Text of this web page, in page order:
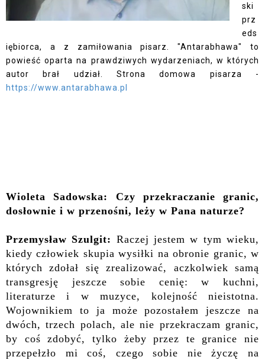
ski
prz
eds
iębiorca, a z zamiłowania pisarz. "Antarabhawa" to
powieść oparta na prawdziwych wydarzeniach, w których
autor brał udział. Strona domowa pisarza -
https://www.antarabhawa.pl
Wioleta Sadowska: Czy przekraczanie granic,
dosłownie i w przenośni, leży w Pana naturze?
Przemysław Szulgit: Raczej jestem w tym wieku,
kiedy człowiek skupia wysiłki na obronie granic, w
których zdołał się zrealizować, aczkolwiek samą
transgresję jeszcze sobie cenię: w kuchni,
literaturze i w muzyce, kolejność nieistotna.
Wojownikiem to ja może pozostałem jeszcze na
dwóch, trzech polach, ale nie przekraczam granic,
by coś zdobyć, tylko żeby przez te granice nie
przepełzło mi coś, czego sobie nie życzę na